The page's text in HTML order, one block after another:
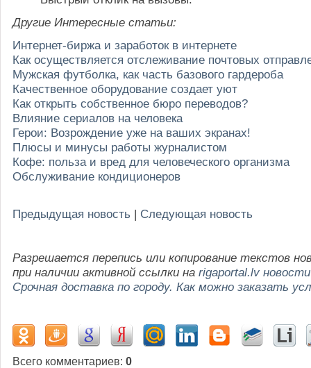
Другие Интересные статьи:
Интернет-биржа и заработок в интернете
Как осуществляется отслеживание почтовых
Мужская футболка, как часть базового гардероба
Качественное оборудование создает уют
Как открыть собственное бюро переводов?
Влияние сериалов на человека
Герои: Возрождение уже на ваших экранах!
Плюсы и минусы работы журналистом
Кофе: польза и вред для человеческого организма
Обслуживание кондиционеров
Предыдущая новость | Следующая новость
Разрешается перепись или копирование текстов
при наличии активной ссылки на rigaportal.lv новости
Срочная доставка по городу. Как можно заказать
Всего комментариев: 0